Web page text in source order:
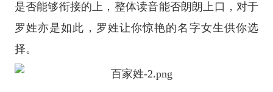
是否能够衔接的上，整体读音能否朗朗上口，对于
罗姓亦是如此，罗姓让你惊艳的名字女生供你选
择。